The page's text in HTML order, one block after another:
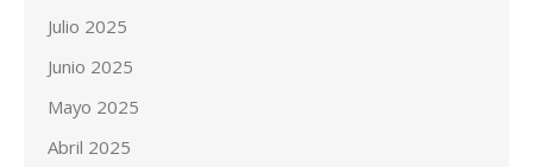
Julio 2025
Junio 2025
Mayo 2025
Abril 2025